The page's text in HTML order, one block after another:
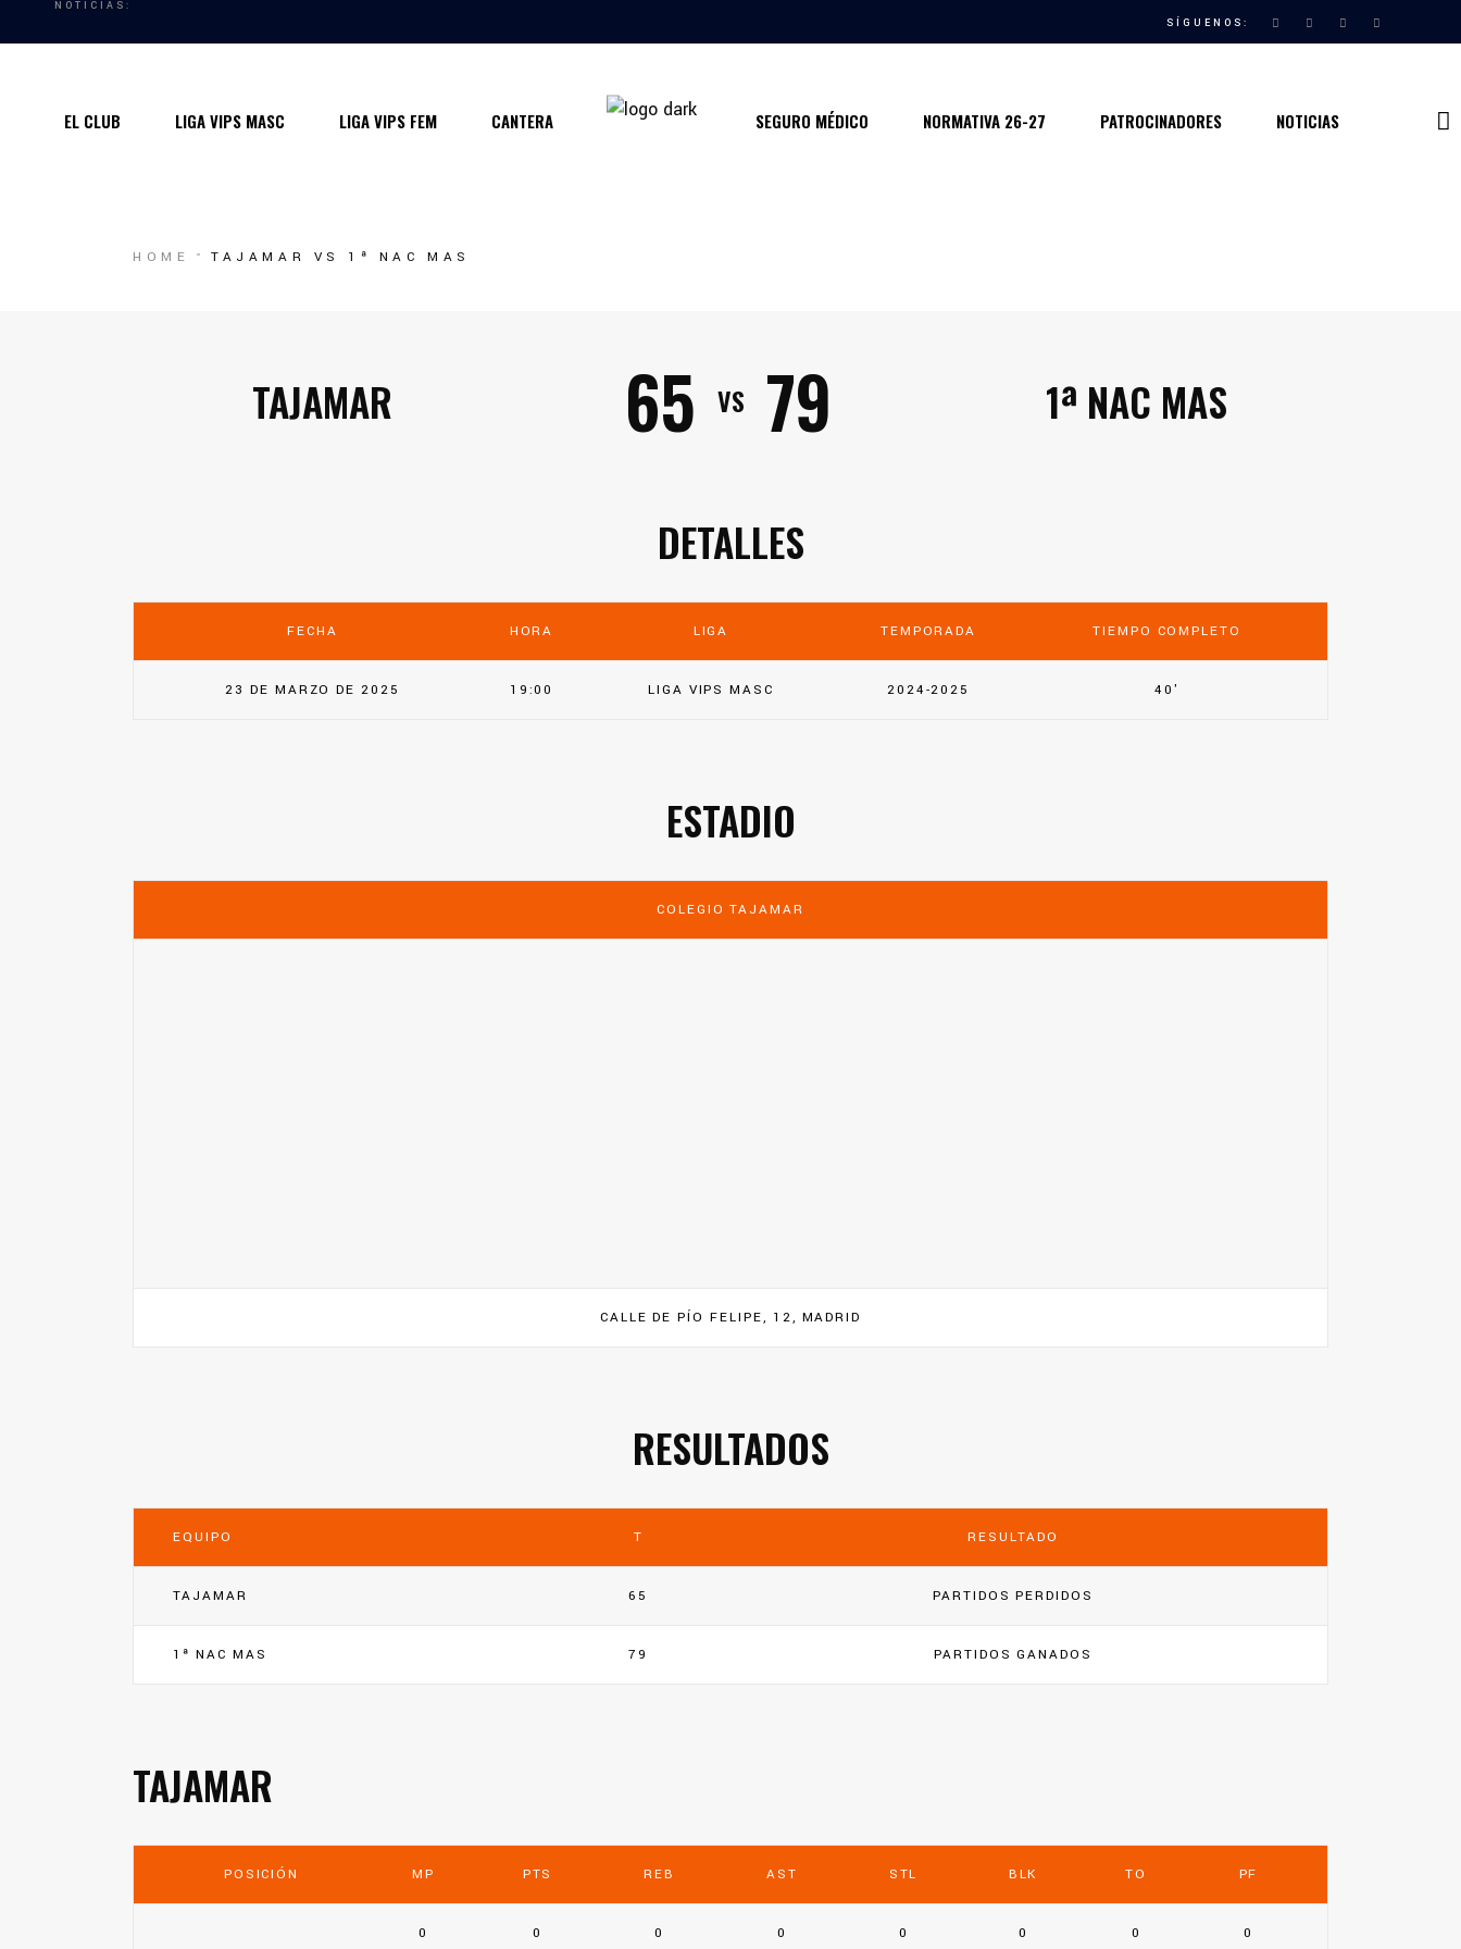
NOTICIAS:
SÍGUENOS:
EL CLUB
Quiénes somos
LIGA VIPS MASC LIGA VIPS FEM CANTERA SEGURO MÉDICO NORMATIVA 26-27 PATROCINADORES NOTICIAS
Contacto
HOME TAJAMAR VS 1ª NAC MAS
TAJAMAR 65 VS 79 1ª NAC MAS
DETALLES
FECHA HORA LIGA TEMPORADA TIEMPO COMPLETO
23 DE MARZO DE 2025 19:00 LIGA VIPS MASC 2024-2025 40'
ESTADIO
COLEGIO TAJAMAR
CALLE DE PÍO FELIPE, 12, MADRID
RESULTADOS
EQUIPO T RESULTADO
TAJAMAR 65 PARTIDOS PERDIDOS
1ª NAC MAS 79 PARTIDOS GANADOS
TAJAMAR
POSICIÓN MP PTS REB AST STL BLK TO PF
0 0 0 0 0 0 0 0